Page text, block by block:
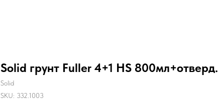
Solid грунт Fuller 4+1 HS 800мл+отверд.
Solid
SKU: 332.1003